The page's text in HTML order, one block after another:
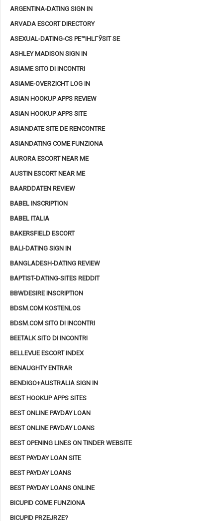
ARGENTINA-DATING SIGN IN
ARVADA ESCORT DIRECTORY
ASEXUAL-DATING-CS PЕ™IHLГЎSIT SE
ASHLEY MADISON SIGN IN
ASIAME SITO DI INCONTRI
ASIAME-OVERZICHT LOG IN
ASIAN HOOKUP APPS REVIEW
ASIAN HOOKUP APPS SITE
ASIANDATE SITE DE RENCONTRE
ASIANDATING COME FUNZIONA
AURORA ESCORT NEAR ME
AUSTIN ESCORT NEAR ME
BAARDDATEN REVIEW
BABEL INSCRIPTION
BABEL ITALIA
BAKERSFIELD ESCORT
BALI-DATING SIGN IN
BANGLADESH-DATING REVIEW
BAPTIST-DATING-SITES REDDIT
BBWDESIRE INSCRIPTION
BDSM.COM KOSTENLOS
BDSM.COM SITO DI INCONTRI
BEETALK SITO DI INCONTRI
BELLEVUE ESCORT INDEX
BENAUGHTY ENTRAR
BENDIGO+AUSTRALIA SIGN IN
BEST HOOKUP APPS SITES
BEST ONLINE PAYDAY LOAN
BEST ONLINE PAYDAY LOANS
BEST OPENING LINES ON TINDER WEBSITE
BEST PAYDAY LOAN SITE
BEST PAYDAY LOANS
BEST PAYDAY LOANS ONLINE
BICUPID COME FUNZIONA
BICUPID PRZEJRZE?